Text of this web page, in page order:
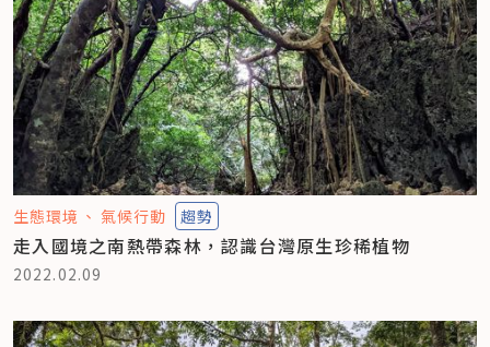
生態環境 氣候行動 趨勢
走入國境之南熱帶森林，認識台灣原生珍稀植物
2022.02.09